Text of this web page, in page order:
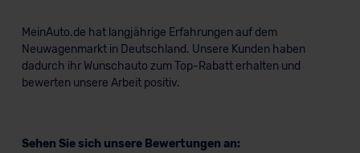
MeinAuto.de hat langjährige Erfahrungen auf dem
Neuwagenmarkt in Deutschland. Unsere Kunden haben
dadurch ihr Wunschauto zum Top-Rabatt erhalten und
bewerten unsere Arbeit positiv.
Sehen Sie sich unsere Bewertungen an: